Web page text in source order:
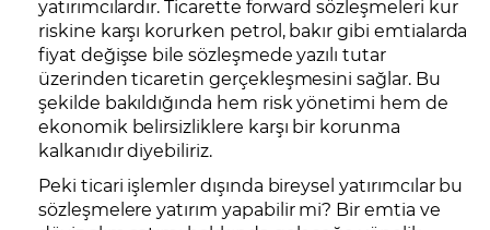
yatırımcılardır. Ticarette forward sözleşmeleri kur
riskine karşı korurken petrol, bakır gibi emtialarda
fiyat değişse bile sözleşmede yazılı tutar
üzerinden ticaretin gerçekleşmesini sağlar. Bu
şekilde bakıldığında hem risk yönetimi hem de
ekonomik belirsizliklere karşı bir korunma
kalkanıdır diyebiliriz.
Peki ticari işlemler dışında bireysel yatırımcılar bu
sözleşmelere yatırım yapabilir mi? Bir emtia ve